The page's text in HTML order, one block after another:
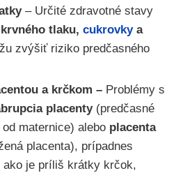
– Určité zdravotné stavy
tlaku, cukrovkya
zvýšiť riziko predčasného
a krčkom – Problémy s
placenty(predčasné
maternice) alebo placenta
placenta), prípadnes
ako je príliš krátky krčok,